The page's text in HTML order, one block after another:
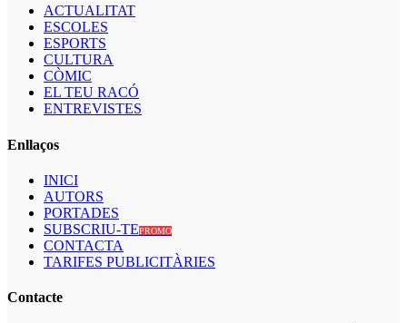
ACTUALITAT
ESCOLES
ESPORTS
CULTURA
CÒMIC
EL TEU RACÓ
ENTREVISTES
Enllaços
INICI
AUTORS
PORTADES
SUBSCRIU-TEPROMO
CONTACTA
TARIFES PUBLICITÀRIES
Contacte